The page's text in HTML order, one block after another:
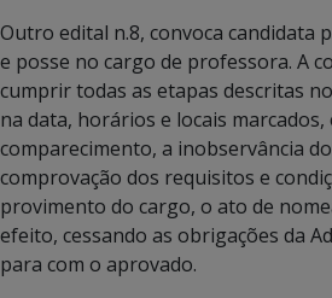
Outro edital n.8, convoca candidata
e posse no cargo de professora. A
cumprir todas as etapas descritas
na data, horários e locais marcados,
comparecimento, a inobservância
comprovação dos requisitos e
provimento do cargo, o ato de
efeito, cessando as obrigações da
para com o aprovado.